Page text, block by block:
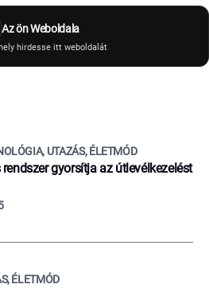
Az ön Weboldala
hirdesse itt weboldalát
UTAZÁS, ÉLETMÓD
gyorsítja az útlevélkezelést
ÉLETMÓD